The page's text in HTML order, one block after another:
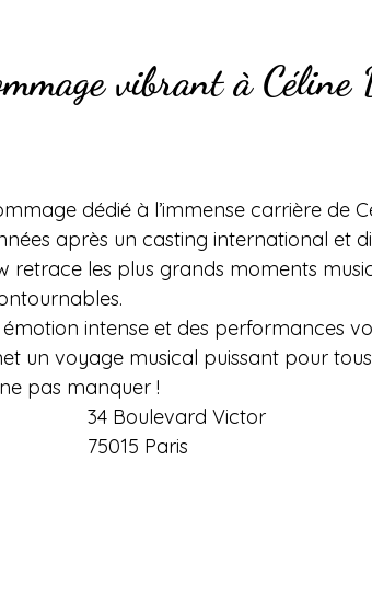
vibrant à Céline
dédié à l’immense carrière de
après un casting international et
retrace les plus grands moments
intense et des performances
un voyage musical puissant pour
pas manquer !
34 Boulevard Victor
75015 Paris